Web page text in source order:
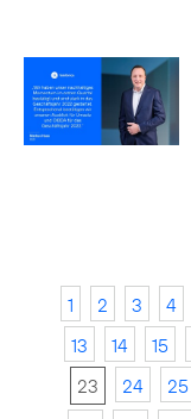
1 2 3 4
13
14 15
23
24 25